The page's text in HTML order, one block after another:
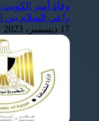
وفاة أمير
راعي السلام بين
17 ديسمبر، 2023